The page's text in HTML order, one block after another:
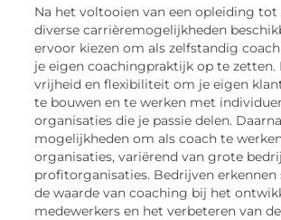
Na het voltooien van een opleiding tot
diverse carrièremogelijkheden
ervoor kiezen om als zelfstandig
je eigen coachingpraktijk op te zetten.
vrijheid en flexibiliteit om je eigen
te bouwen en te werken met
organisaties die je passie delen.
mogelijkheden om als coach te
organisaties, variërend van grote
profitorganisaties. Bedrijven erkennen
de waarde van coaching bij het
medewerkers en het verbeteren van